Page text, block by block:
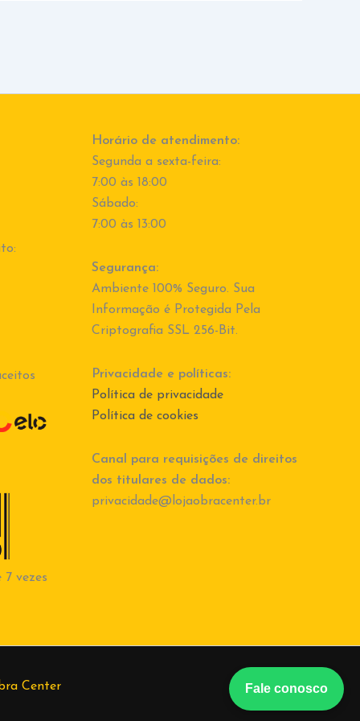
vezes
Horário de atendimento:
Segunda a sexta-feira:
7:00 às 18:00
Sábado:
7:00 às 13:00
Segurança:
Ambiente 100% Seguro. Sua
Informação é Protegida Pela
Criptografia SSL 256-Bit.
Privacidade e políticas:
Política de privacidade
Política de cookies
Canal para requisições de direitos
dos titulares de dados:
privacidade@lojaobracenter.br
Fale conosco
Center